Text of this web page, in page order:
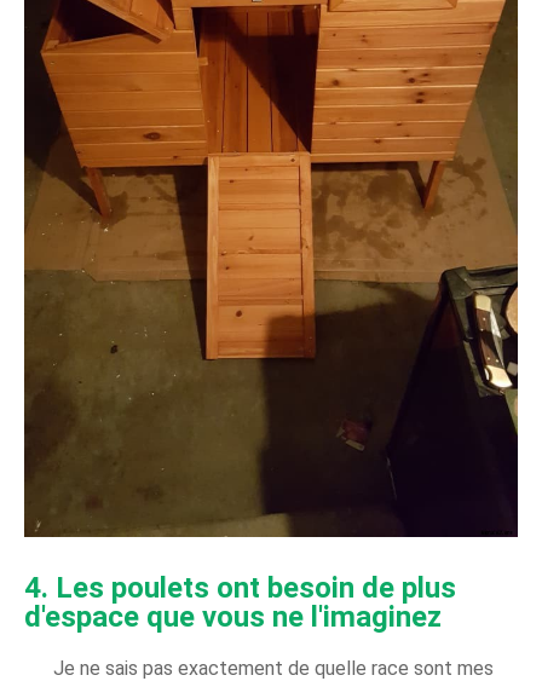
4. Les poulets ont besoin de plus
d'espace que vous ne l'imaginez
Je ne sais pas exactement de quelle race sont mes